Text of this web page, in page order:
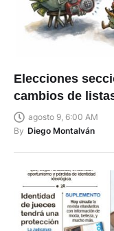
Elecciones
cambios de
agosto 9, 6:00 AM
By Diego Montalván